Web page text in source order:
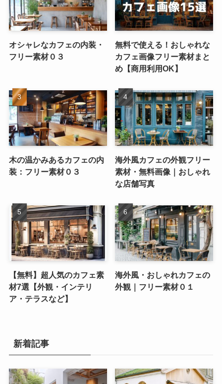
オシャレなカフェの内装・
フリー素材０３
無料で使える！おしゃれな
カフェ画像フリー素材まと
め【商用利用OK】
木の温かみあるカフェの内
装：フリー素材０３
海外風カフェの外観フリー
素材・無料画像｜おしゃれ
な店舗写真
【無料】超人気のカフェ素
材7選【外観・インテリ
ア・テラスなど】
海外風・おしゃれカフェの
外観｜フリー素材０１
新着記事